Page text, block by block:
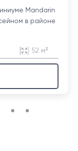
Mandarin
в районе
52 м²